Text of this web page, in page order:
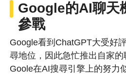
Google的AI聊天
參戰
Google看到ChatGPT大受好
尋地位，因此急忙推出自家的
Goole在AI搜尋引擎上的努力